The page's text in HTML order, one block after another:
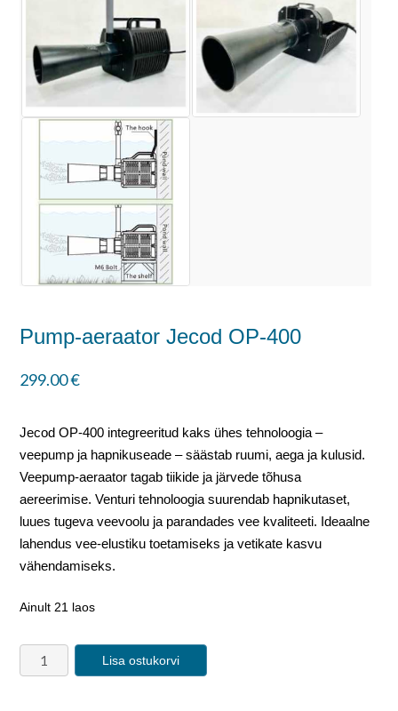
Pump-aeraator Jecod OP-400
299.00€
Jecod OP-400 integreeritud kaks ühes tehnoloogia –
veepump ja hapnikuseade – säästab ruumi, aega ja kulusid.
Veepump-aeraator tagab tiikide ja järvede tõhusa
aereerimise. Venturi tehnoloogia suurendab hapnikutaset,
luues tugeva veevoolu ja parandades vee kvaliteeti. Ideaalne
lahendus vee-elustiku toetamiseks ja vetikate kasvu
vähendamiseks.
Ainult 21 laos
Lisa ostukorvi